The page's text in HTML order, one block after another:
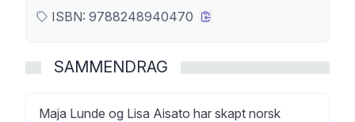
ISBN: 9788248940470
SAMMENDRAG
Maja Lunde og Lisa Aisato har skapt norsk